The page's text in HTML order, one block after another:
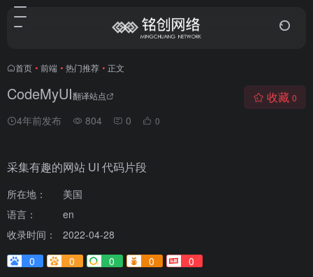
首页 • 前端 • 热门推荐 • 正文
CodeMyUI翻译站点
4年前发布 804 0 0
收藏 0
采集有趣的网站 UI 代码片段
所在地：
美国
语言：
en
收录时间：
2022-04-28
0
0 0 0 0